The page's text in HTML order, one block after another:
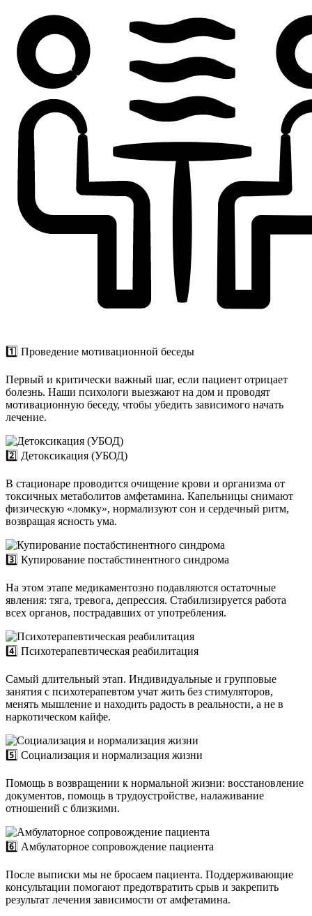
1️⃣ Проведение мотивационной беседы
Первый и критически важный шаг, если пациент отрицает
болезнь. Наши психологи выезжают на дом и проводят
мотивационную беседу, чтобы убедить зависимого начать
лечение.
2️⃣ Детоксикация (УБОД)
В стационаре проводится очищение крови и организма от
токсичных метаболитов амфетамина. Капельницы снимают
физическую «ломку», нормализуют сон и сердечный ритм,
возвращая ясность ума.
3️⃣ Купирование постабстинентного синдрома
На этом этапе медикаментозно подавляются остаточные
явления: тяга, тревога, депрессия. Стабилизируется работа
всех органов, пострадавших от употребления.
4️⃣ Психотерапевтическая реабилитация
Самый длительный этап. Индивидуальные и групповые
занятия с психотерапевтом учат жить без стимуляторов,
менять мышление и находить радость в реальности, а не в
наркотическом кайфе.
5️⃣ Социализация и нормализация жизни
Помощь в возвращении к нормальной жизни: восстановление
документов, помощь в трудоустройстве, налаживание
отношений с близкими.
6️⃣ Амбулаторное сопровождение пациента
После выписки мы не бросаем пациента. Поддерживающие
консультации помогают предотвратить срыв и закрепить
результат лечения зависимости от амфетамина.